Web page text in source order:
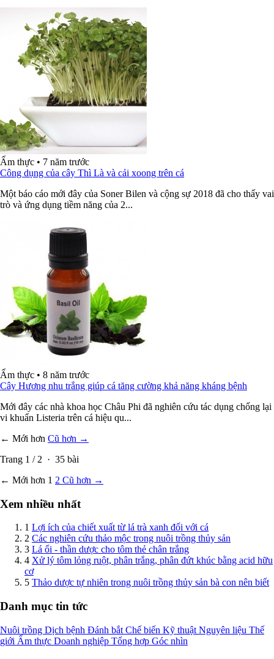
Ẩm thực • 7 năm trước
Công dụng của cây Thì Là và cải xoong trên cá
Một báo cáo mới đây của Soner Bilen và cộng sự 2018 đã cho thấy vai
trò và ứng dụng tiềm năng của 2...
Ẩm thực • 8 năm trước
Cây Hương nhu trắng giúp cá tăng cường khả năng kháng bệnh
Mới đây các nhà khoa học Châu Phi đã nghiên cứu tác dụng chống lại
vi khuẩn Listeria trên cá hiệu qu...
← Mới hơn Cũ hơn →
Trang 1 / 2 · 35 bài
← Mới hơn 1 2 Cũ hơn →
Xem nhiều nhất
1 Lợi ích của chiết xuất từ lá trà xanh đối với cá
2 Các nghiên cứu thảo mộc trong nuôi trồng thủy sản
3 Lá ổi - thần dược cho tôm thẻ chân trắng
4 Xử lý tôm lỏng ruột, phân trắng, phân đứt khúc bằng acid hữu
cơ
5 Thảo dược tự nhiên trong nuôi trồng thủy sản bà con nên biết
Danh mục tin tức
Nuôi trồng Dịch bệnh Đánh bắt Chế biến Kỹ thuật Nguyên liệu Thế
giới Ẩm thực Doanh nghiệp Tổng hợp Góc nhìn